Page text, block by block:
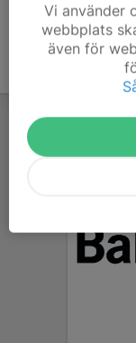
Vi använder
webbplats
även för